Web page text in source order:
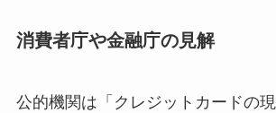
消費者庁や金融庁の見解
公的機関は「クレジットカードの